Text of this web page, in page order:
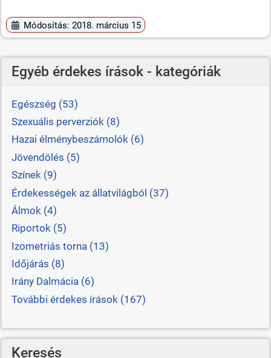
Módosítás: 2018. március 15
Egyéb érdekes írások - kategóriák
Egészség (53)
Szexuális perverziók (8)
Hazai élménybeszámolók (6)
Jövendölés (5)
Színek (9)
Érdekességek az állatvilágból (37)
Álmok (4)
Riportok (5)
Izometriás torna (13)
Időjárás (8)
Irány Dalmácia (6)
További érdekes írások (167)
Keresés